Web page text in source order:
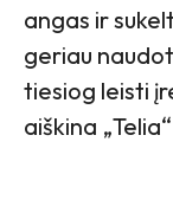
angas ir
geriau
tiesiog leisti
aiškina